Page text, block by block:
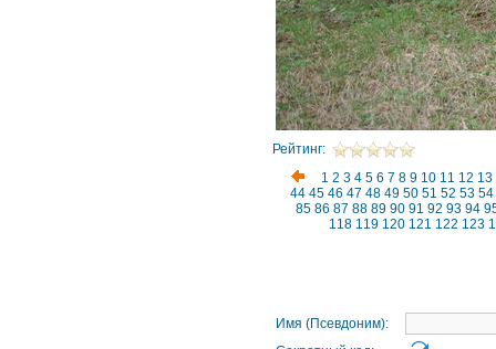
Рейтинг:
1 2 3 4 5 6 7 8 9 10 11 12 13
44 45 46 47 48 49 50 51 52 53 54
85 86 87 88 89 90 91 92 93 94
118 119 120 121 122 123
Имя (Псевдоним):